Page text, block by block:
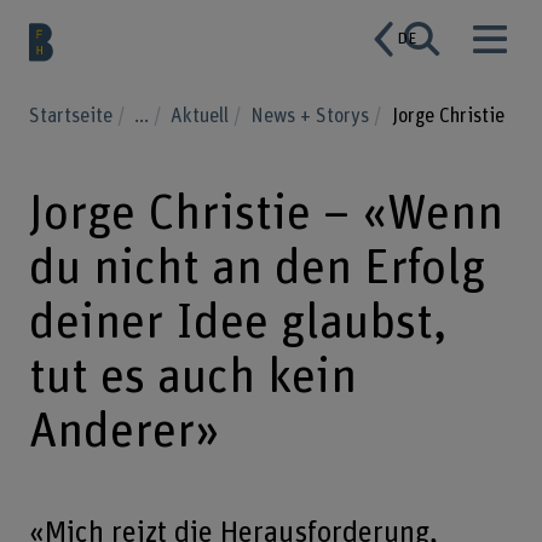
DE
Startseite ... Aktuell News + Storys Jorge Christie
Jorge Christie – «Wenn
du nicht an den Erfolg
deiner Idee glaubst,
tut es auch kein
Anderer»
«Mich reizt die Herausforderung,